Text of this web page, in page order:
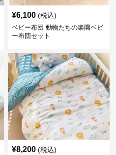
¥6,100 (税込)
ベビー布団 動物たちの楽園ベビ
ー布団セット
¥8,200 (税込)